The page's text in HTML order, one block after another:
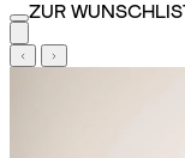
ZUR